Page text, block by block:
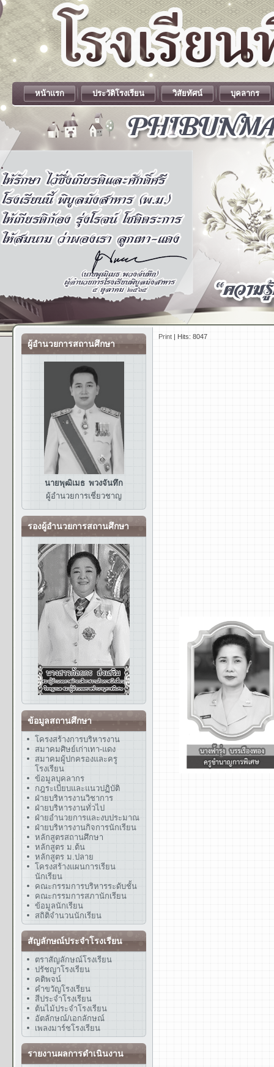
.
.
หน้าแรก ประวัติโรงเรียน วิสัยทัศน์ บุคลากร
ผู้อำนวยการสถานศึกษา
นายพุฒิเมธ พวงจันทึก
ผู้อำนวยการเชี่ยวชาญ
รองผู้อำนวยการสถานศึกษา
ข้อมูลสถานศึกษา
โครงสร้างการบริหารงาน
สมาคมศิษย์เก่าเทา-แดง
สมาคมผู้ปกครองและครู
โรงเรียน
ข้อมูลบุคลากร
กฎระเบียบและแนวปฏิบัติ
ฝ่ายบริหารงานวิชาการ
ฝ่ายบริหารงานทั่วไป
ฝ่ายอำนวยการและงบประมาณ
ฝ่ายบริหารงานกิจการนักเรียน
หลักสูตรสถานศึกษา
หลักสูตร ม.ต้น
หลักสูตร ม.ปลาย
โครงสร้างแผนการเรียน
นักเรียน
คณะกรรมการบริหารระดับชั้น
คณะกรรมการสภานักเรียน
ข้อมูลนักเรียน
สถิติจำนวนนักเรียน
สัญลักษณ์ประจำโรงเรียน
ตราสัญลักษณ์โรงเรียน
ปรัชญาโรงเรียน
คติพจน์
คำขวัญโรงเรียน
สีประจำโรงเรียน
ต้นไม้ประจำโรงเรียน
อัตลักษณ์/เอกลักษณ์
เพลงมาร์ชโรงเรียน
รายงานผลการดำเนินงาน
Print | Hits: 8047